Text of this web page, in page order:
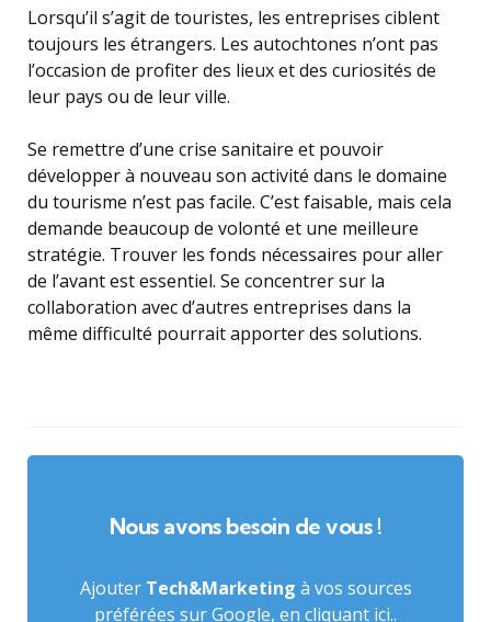
Lorsqu’il s’agit de touristes, les entreprises ciblent
toujours les étrangers. Les autochtones n’ont pas
l’occasion de profiter des lieux et des curiosités de
leur pays ou de leur ville.
Se remettre d’une crise sanitaire et pouvoir
développer à nouveau son activité dans le domaine
du tourisme n’est pas facile. C’est faisable, mais cela
demande beaucoup de volonté et une meilleure
stratégie. Trouver les fonds nécessaires pour aller
de l’avant est essentiel. Se concentrer sur la
collaboration avec d’autres entreprises dans la
même difficulté pourrait apporter des solutions.
Nous avons besoin de vous !
Ajouter Tech&Marketing à vos sources
préférées sur Google, en cliquant ici..